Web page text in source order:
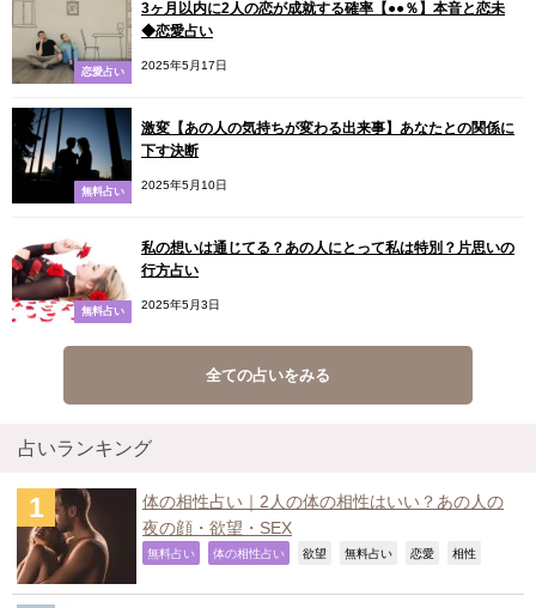
恋愛占い
3ヶ月以内に2人の恋が成就する確率【●●％】本音と恋未
◆恋愛占い
2025年5月17日
無料占い
激変【あの人の気持ちが変わる出来事】あなたとの関係に
下す決断
2025年5月10日
無料占い
私の想いは通じてる？あの人にとって私は特別？片思いの
行方占い
2025年5月3日
全ての占いをみる
占いランキング
体の相性占い｜2人の体の相性はいい？あの人の
夜の顔・欲望・SEX
無料占い 体の相性占い 欲望 無料占い 恋愛 相性